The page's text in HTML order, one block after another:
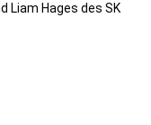
Liam Hages des SK